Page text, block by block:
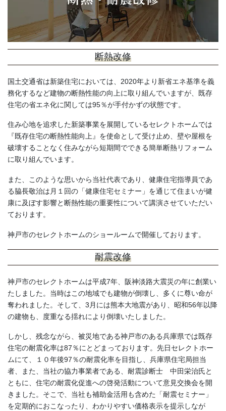
断熱改修
国土交通省は新築住宅においては、2020年より新省エネ基準を義
務化するなど建物の断熱性能の向上に取り組んでいますが、既存
住宅の省エネ化に関しては95％が手付かずの状態です。
住み心地を追求した新築事業を展開しているセレクトホームでは
『既存住宅の断熱性能向上』を使命として受け止め、壁や屋根を
破壊することなく住みながら短期間でできる簡単断熱リフォーム
に取り組んでいます。
また、このような思いから当社代表であり、健康住宅指導員であ
る脇長敬治は月１回の「健康住宅セミナー」を通じて住まいが健
康に及ぼす影響と断熱性能の重要性について講演させていただい
ております。
神戸市のセレクトホームのショールームで開催しております。
耐震改修
神戸市のセレクトホームは平成7年、阪神淡路大震災の年に創業い
たしました。当時はこの地域でも建物が倒壊し、多くに尊い命が
奪われました。そして、3月には熊本大地震があり、昭和56年以降
の建物も、度重なる揺れにより倒壊いたしました。
しかし、残念ながら、被災地である神戸市のある兵庫県では既存
住宅の耐震化率は87％にとどまっております。先日セレクトホー
ムにて、１０年後97％の耐震化率を目指し、兵庫県住宅局担当
者、また、当社の協力事業者である、耐震診断士 中田栄治氏と
ともに、住宅の耐震化促進への啓発活動について意見交換会を開
きました。そこで、当社も補助金活用も含めた「耐震セミナー」
を定期的におこなったり、わかりやすい価格表示を提示しなが